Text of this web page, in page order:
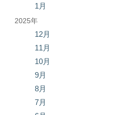
1月
2025年
12月
11月
10月
9月
8月
7月